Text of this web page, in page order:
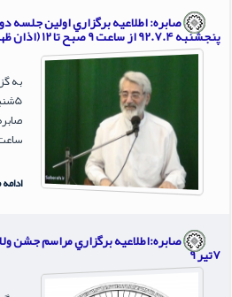
صابره: اطلاعيه برگزاري اولين جلسه
پنجشنبه 92.7.4 از ساعت 9 صبح تا 12 (اذان ظهر)
به
ساعت 9تا12 ادامه
صابره:اطلاعيه برگزاري مراسم جشن
7تير 9